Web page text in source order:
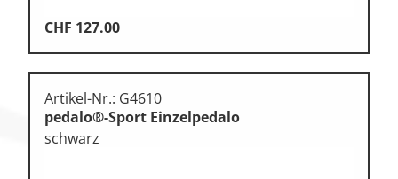
CHF 127.00
Artikel-Nr.: G4610
pedalo®-Sport Einzelpedalo
schwarz